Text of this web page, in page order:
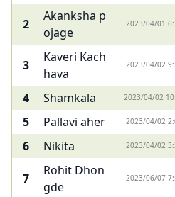
2
Akanksha p
ojage
2023/04/01
3
Kaveri Kach
hava
2023/04/02
4 Shamkala 2023/04/02
5
Pallavi aher 2023/04/02
6
Nikita 2023/04/02
7
Rohit Dhon
gde
2023/06/07